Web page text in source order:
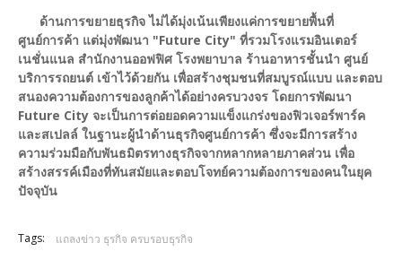
ด้านการขยายธุรกิจ ไม่ได้มุ่งเน้นเพียงแค่การขยายพื้นที่
ศูนย์การค้า แต่มุ่งพัฒนา "Future City" ที่รวมโรงแรมอินเตอร์
เนชั่นแนล สำนักงานออฟฟิศ โรงพยาบาล ร้านอาหารชั้นนำ ศูนย์
บริการรถยนต์ เข้าไว้ด้วยกัน เพื่อสร้างชุมชนที่สมบูรณ์แบบ และตอบ
สนองความต้องการของลูกค้าได้อย่างครบวงจร โดยการพัฒนา
Future City จะเป็นการต่อยอดความแข็งแกร่งของฟิวเจอร์พาร์ค
และสเปลล์ ในฐานะผู้นำด้านธุรกิจศูนย์การค้า ซึ่งจะมีการสร้าง
ความร่วมมือกับพันธมิตรทางธุรกิจจากหลากหลายภาคส่วน เพื่อ
สร้างสรรค์เมืองที่ทันสมัยและตอบโจทย์ความต้องการของคนในยุค
ปัจจุบัน
Tags: แถลงข่าว ธุรกิจ ครบรอบธุรกิจ